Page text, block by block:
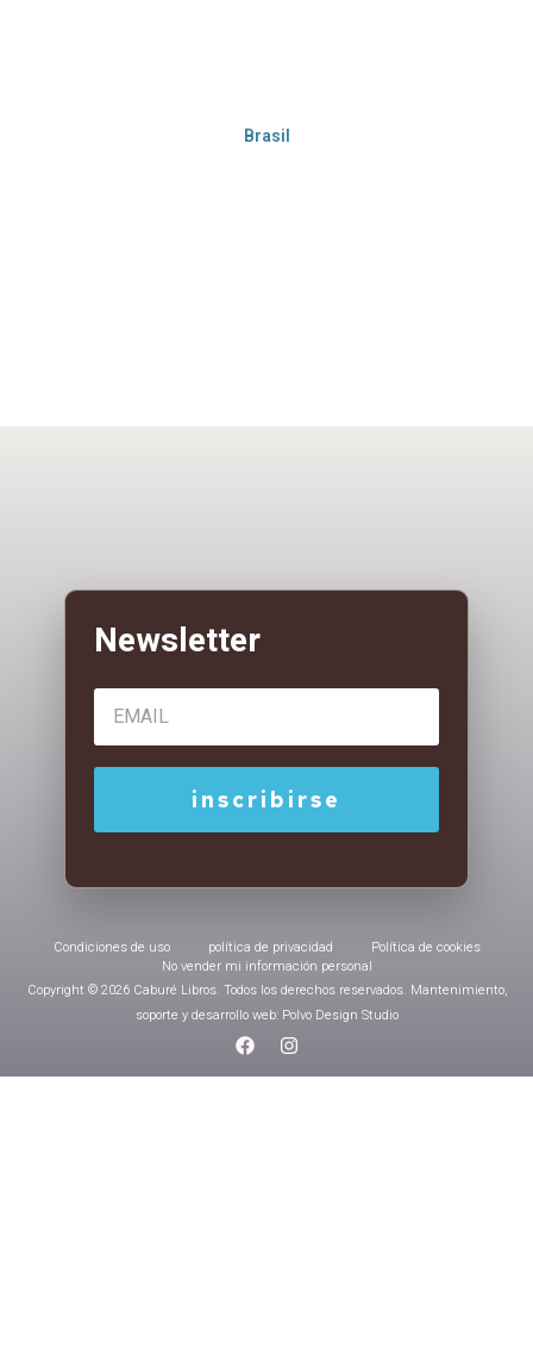
Brasil
Condiciones de uso política de privacidad
Política de cookies
No vender mi información personal
Copyright © 2026 Caburé Libros. Todos los derechos reservados. Mantenimiento,
soporte y desarrollo web: Polvo Design Studio